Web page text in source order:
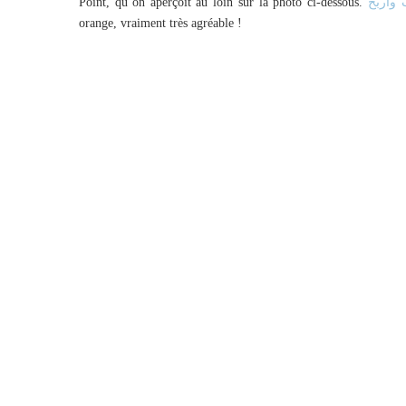
orange, vraiment très agréable !